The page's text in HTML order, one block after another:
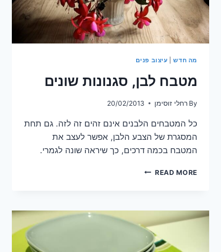
מה חדש| עיצוב פנים
מטבח לבן, סגנונות שונים
By רחלי זוסימן 20/02/2013
כל המטבחים הלבנים אינם זהים זה לזה. גם תחת
המסגרת של הצבע הלבן, אפשר לעצב את
המטבח בכמה דרכים, כך שיראה שונה לגמרי.
READ MOREמטבח